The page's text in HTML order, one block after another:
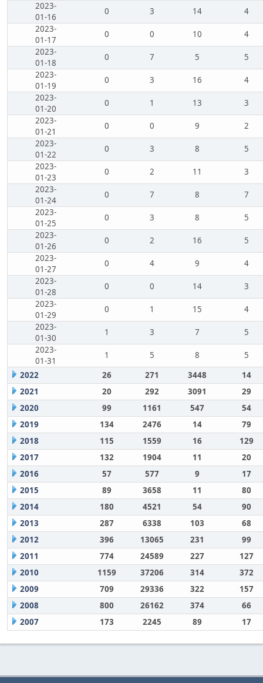
2023-
01-16
0 3 14
4
2023-
01-17
0 0 10
4
2023-
01-18
0 7 5
5
2023-
01-19
0 3 16
4
2023-
01-20
0 1 13
3
2023-
01-21
0 0 9
2
2023-
01-22
0 3 8
5
2023-
01-23
0 2 11
3
2023-
01-24
0 7 8
7
2023-
01-25
0 3 8
5
2023-
01-26
0 2 16
5
2023-
01-27
0 4 9
4
2023-
01-28
0 0 14
3
2023-
01-29
0 1 15
4
2023-
01-30
1 3 7
5
2023-
01-31
1 5 8
5
2022
26 271 3448
14
2021
20 292 3091
29
2020
99 1161 547
54
2019
134 2476 14
79
2018
115 1559 16
129
2017
132 1904 11
20
2016
57 577 9
17
2015
89 3658 11
80
2014
180 4521 54
90
2013
287 6338 103
68
2012
396 13065 231
99
2011
774 24589 227
127
2010
1159 37206 314
372
2009
709 29336 322
157
2008
800 26162 374
66
2007
173 2245 89 17